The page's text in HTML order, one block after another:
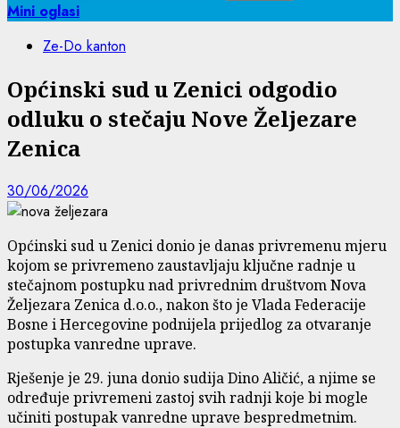
Mini oglasi
Ze-Do kanton
Općinski sud u Zenici odgodio
odluku o stečaju Nove Željezare
Zenica
30/06/2026
Općinski sud u Zenici donio je danas privremenu mjeru
kojom se privremeno zaustavljaju ključne radnje u
stečajnom postupku nad privrednim društvom Nova
Željezara Zenica d.o.o., nakon što je Vlada Federacije
Bosne i Hercegovine podnijela prijedlog za otvaranje
postupka vanredne uprave.
Rješenje je 29. juna donio sudija Dino Aličić, a njime se
određuje privremeni zastoj svih radnji koje bi mogle
učiniti postupak vanredne uprave bespredmetnim.